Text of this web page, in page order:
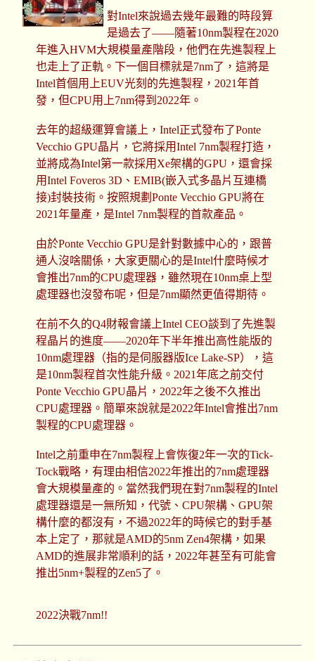
對Intel來說過去幾年最難的時段算
是過去了——隨著10nm製程在2020
年進入HVM大規模量產階段，他們在先進製程上
也走上了正軌。下一個目標就是7nm了，這將是
Intel首個用上EUV光刻的先進製程，2021年首
發，但CPU用上7nm得到2022年。
去年的超級運算會議上，Intel正式發布了Ponte
Vecchio GPU晶片，它將採用Intel 7nm製程打造，
並將成為Intel第一款採用Xe架構的GPU，還會採
用Intel Foveros 3D、EMIB(嵌入式多晶片互連橋
接)封裝技術。按照規劃Ponte Vecchio GPU將在
2021年量產，是Intel 7nm製程的首款產品。
由於Ponte Vecchio GPU是針對數據中心的，跟普
通人沒啥關係，大家更關心的是Intel什麼時候才
會推出7nm的CPU處理器，雖然現在10nm桌上型
處理器也沒發布呢，但是7nm顯然更值得期待。
在前不久的Q4財報會議上Intel CEO談到了先進製
程晶片的進度——2020年下半年推出高性能版的
10nm處理器（指的是伺服器版Ice Lake-SP），這
是10nm製程首次性能升級。2021年底之前交付
Ponte Vecchio GPU晶片，2022年之後不久推出
CPU處理器。簡單來說就是2022年Intel會推出7nm
製程的CPU處理器。
Intel之前重申在7nm製程上會恢復2年一次的Tick-
Tock戰略，有理由相信2022年推出的7nm處理器
會大規模量產的。當然我們現在對7nm製程的Intel
處理器還是一無所知，代號、CPU架構、GPU架
構什麼的都沒有，不過2022年的時候它的對手基
本上定了，那就是AMD的5nm Zen4架構，如果
AMD的進展非常順利的話，2022年甚至有可能會
推出5nm+製程的Zen5了。
2022決戰7nm!!